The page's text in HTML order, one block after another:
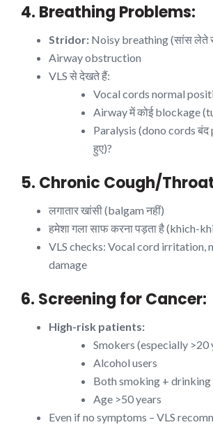
4. Breathing Problems:
Stridor: Noisy breathing (सांस लेते
Airway obstruction
VLS से देखते हैं:
Vocal cords normal
Airway में कोई blockage
Paralysis (dono cords
हुए)?
5. Chronic Cough/
लगातार खांसी (balgam नहीं)
हमेशा गला साफ करना पड़ता है (khich-
VLS checks: Vocal cord irritation,
damage
6. Screening for Cancer:
High-risk patients:
Smokers (especially >20
Alcohol users
Both smoking +
Age >50 years
Even if no symptoms – VLS